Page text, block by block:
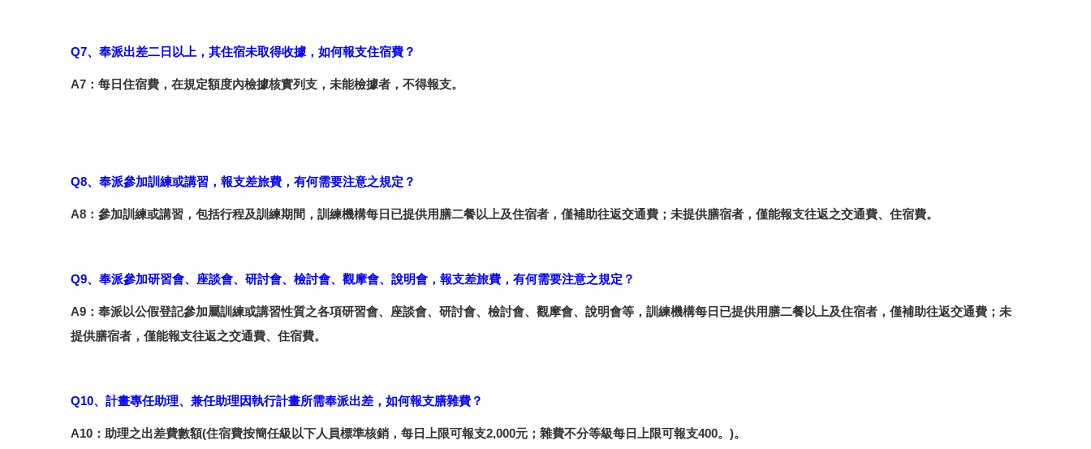
Q7、奉派出差二日以上，其住宿未取得收據，如何報支住宿費？
A7：每日住宿費，在規定額度內檢據核實列支，未能檢據者，不得報支。
Q8、奉派參加訓練或講習，報支差旅費，有何需要注意之規定？
A8：參加訓練或講習，包括行程及訓練期間，訓練機構每日已提供用膳二餐以上及住宿者，僅補助往返交通費；未提供膳宿者，僅能報支往返之交通費、住宿費。
Q9、奉派參加研習會、座談會、研討會、檢討會、觀摩會、說明會，報支差旅費，有何需要注意之規定？
A9：奉派以公假登記參加屬訓練或講習性質之各項研習會、座談會、研討會、檢討會、觀摩會、說明會等，訓練機構每日已提供用膳二餐以上及住宿者，僅補助往返交通費；未
提供膳宿者，僅能報支往返之交通費、住宿費。
Q10、計畫專任助理、兼任助理因執行計畫所需奉派出差，如何報支膳雜費？
A10：助理之出差費數額(住宿費按簡任級以下人員標準核銷，每日上限可報支2,000元；雜費不分等級每日上限可報支400。)。